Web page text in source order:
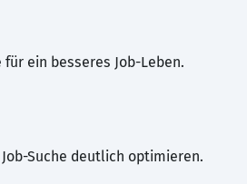
ein besseres Job-Leben.
Suche deutlich optimieren.